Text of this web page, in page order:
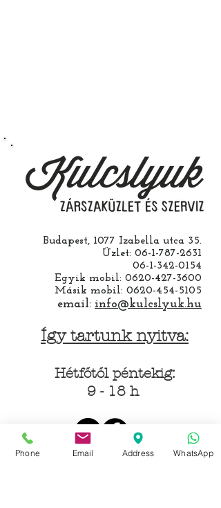
Budapest, 1077 Izabella utca 35.
Üzlet: 06-1-787-2631
06-1-342-0154
Egyik mobil: 0620-427-3600
Másik mobil: 0620-454-5105
email: info@kulcslyuk.hu
Így tartunk nyitva:
Hétfőtől péntekig:
9 - 18 h
KÖZÖSSÉGI LYUKAINK
Phone Email Address WhatsApp